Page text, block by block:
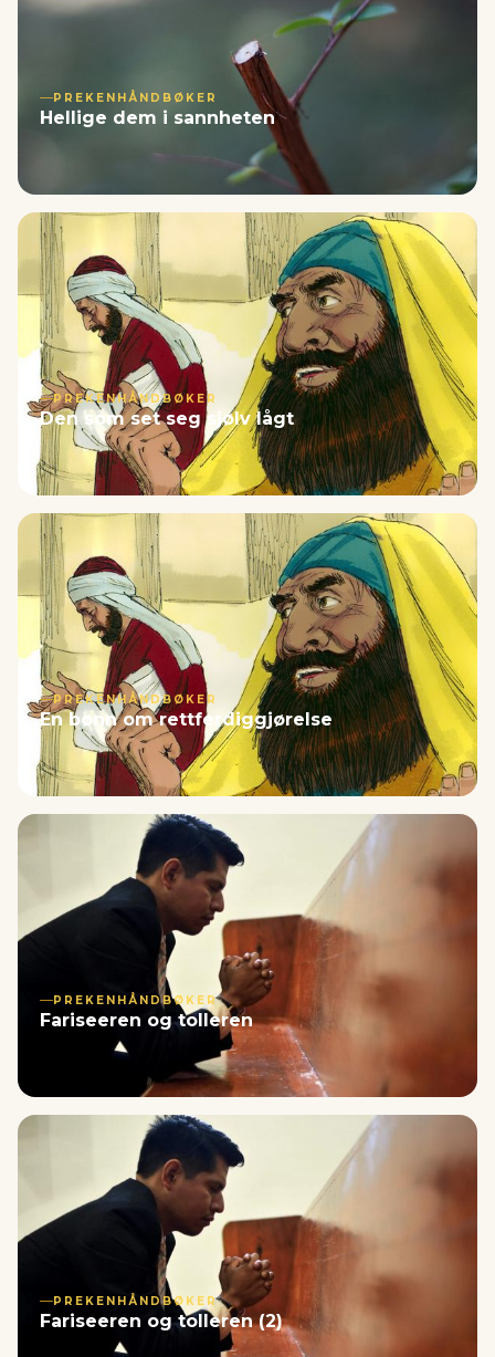
PREKENHÅNDBØKER
Hellige dem i sannheten
PREKENHÅNDBØKER
Den som set seg sjølv lågt
PREKENHÅNDBØKER
En bønn om rettferdiggjørelse
PREKENHÅNDBØKER
Fariseeren og tolleren
PREKENHÅNDBØKER
Fariseeren og tolleren (2)